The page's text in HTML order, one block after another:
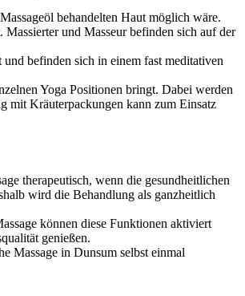
behandelten Haut möglich wäre.
und Masseur befinden sich auf der
befinden sich in einem fast meditativen
Yoga Positionen bringt. Dabei werden
mit Kräuterpackungen kann zum Einsatz
therapeutisch, wenn die gesundheitlichen
wird die Behandlung als ganzheitlich
können diese Funktionen aktiviert
genießen.
Massage in Dunsum selbst einmal